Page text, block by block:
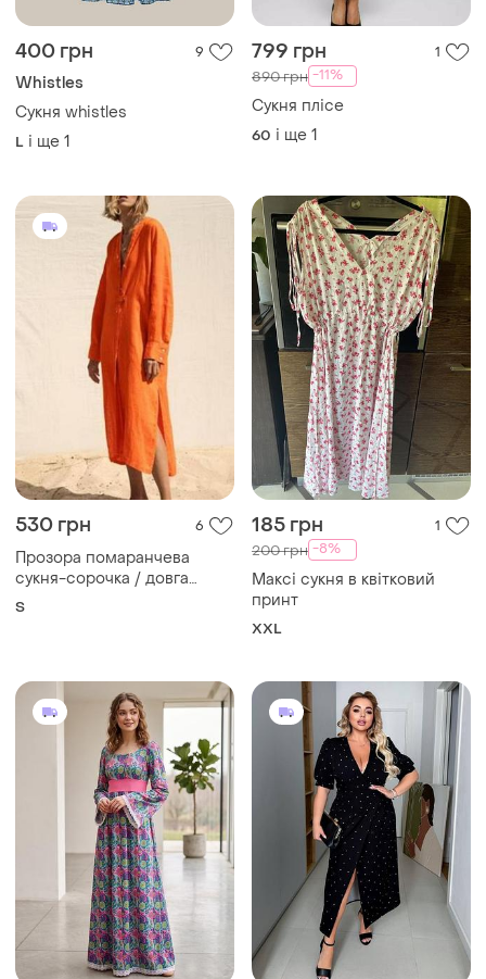
400 грн 9
Whistles
Сукня whistles
L і ще 1
799 грн 1
890 грн -11%
Сукня плісе
60 і ще 1
530 грн 6
Прозора помаранчева
сукня-сорочка / довга
пляжна туніка
S
185 грн 1
200 грн -8%
Максі сукня в квітковий
принт
XXL